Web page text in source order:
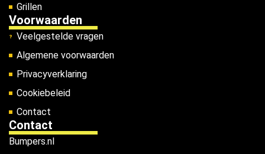
Grillen
Voorwaarden
Veelgestelde vragen
Algemene voorwaarden
Privacyverklaring
Cookiebeleid
Contact
Contact
Bumpers.nl